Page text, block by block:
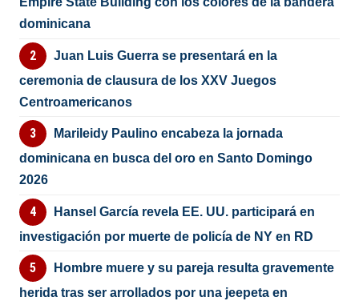
dominicana
Juan Luis Guerra se presentará en la
ceremonia de clausura de los XXV Juegos
Centroamericanos
Marileidy Paulino encabeza la jornada
dominicana en busca del oro en Santo Domingo
2026
Hansel García revela EE. UU. participará en
investigación por muerte de policía de NY en RD
Hombre muere y su pareja resulta gravemente
herida tras ser arrollados por una jeepeta en